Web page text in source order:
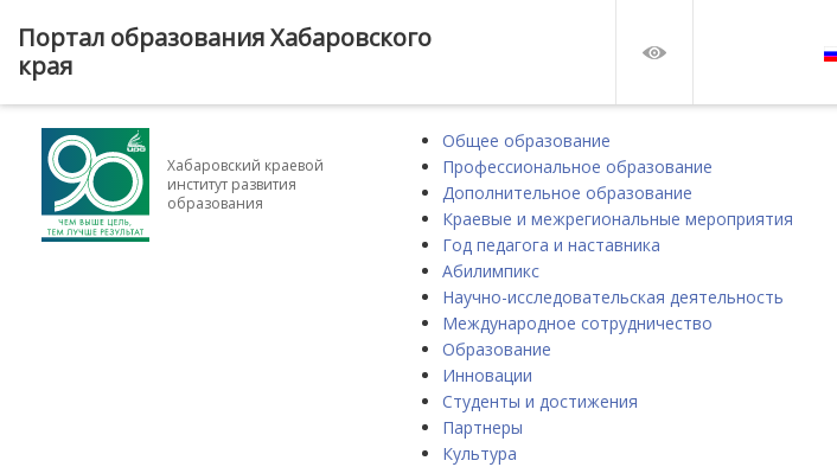
Портал образования Хабаровского
края
Хабаровский краевой
институт развития
образования
Общее образование
Профессиональное образование
Дополнительное образование
Краевые и межрегиональные мероприятия
Год педагога и наставника
Абилимпикс
Научно-исследовательская деятельность
Международное сотрудничество
Образование
Инновации
Студенты и достижения
Партнеры
Культура